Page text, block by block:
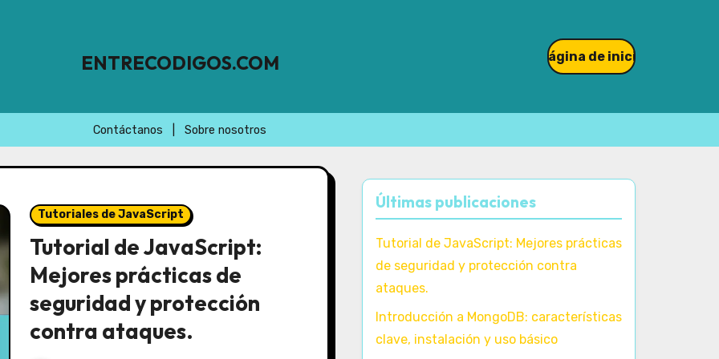
ENTRECODIGOS.COM Página de inicio
Contáctanos Sobre nosotros
Tutoriales de JavaScript
Tutorial de JavaScript:
Mejores prácticas de
seguridad y protección
contra ataques.
Últimas publicaciones
Tutorial de JavaScript: Mejores prácticas
de seguridad y protección contra
ataques.
Introducción a MongoDB: características
clave, instalación y uso básico